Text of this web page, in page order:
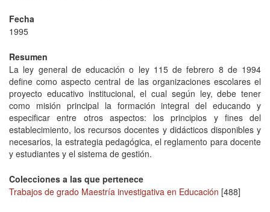
Fecha
1995
Resumen
La ley general de educación o ley 115 de febrero 8 de 1994
define como aspecto central de las organizaciones escolares el
proyecto educativo institucional, el cual según ley, debe tener
como misión principal la formación integral del educando y
especificar entre otros aspectos: los principios y fines del
establecimiento, los recursos docentes y didácticos disponibles y
necesarios, la estrategia pedagógica, el reglamento para docente
y estudiantes y el sistema de gestión.
Colecciones a las que pertenece
Trabajos de grado Maestría investigativa en Educación [488]